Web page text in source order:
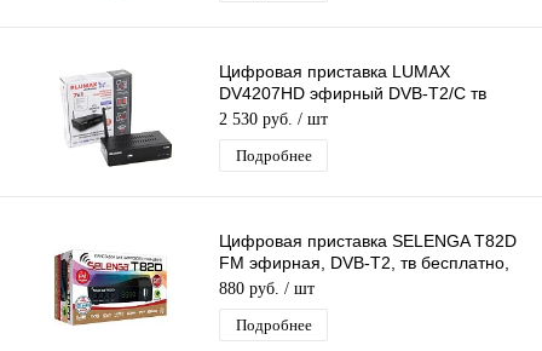
Цифровая приставка LUMAX
DV4207HD эфирный DVB-T2/C тв
ресивер бесплатное тв TV-тюнер
медиаплеер IPTV
2 530 руб. / шт
Подробнее
Цифровая приставка SELENGA T82D
FM эфирная, DVB-T2, тв бесплатно,
тюнер, ресивер, приемник
880 руб. / шт
Подробнее